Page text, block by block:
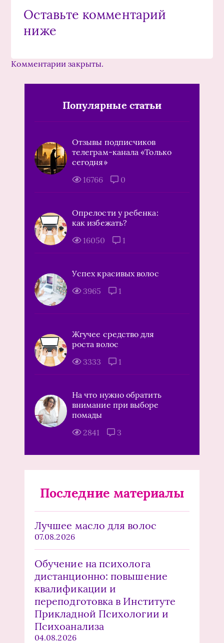
Оставьте комментарий
ниже
Комментарии закрыты.
Популярные статьи
Отзывы подписчиков
телеграм-канала «Только
сегодня»
16766
0
Опрелости у ребенка:
как избежать?
16050
1
Успех красивых волос
3965
1
Жгучее средство для
роста волос
3333
1
На что нужно обратить
внимание при выборе
помады
2841
3
Последние материалы
Лучшее масло для волос
07.08.2026
Обучение на психолога
дистанционно: повышение
квалификации и
переподготовка в Институте
Прикладной Психологии и
Психоанализа
04.08.2026